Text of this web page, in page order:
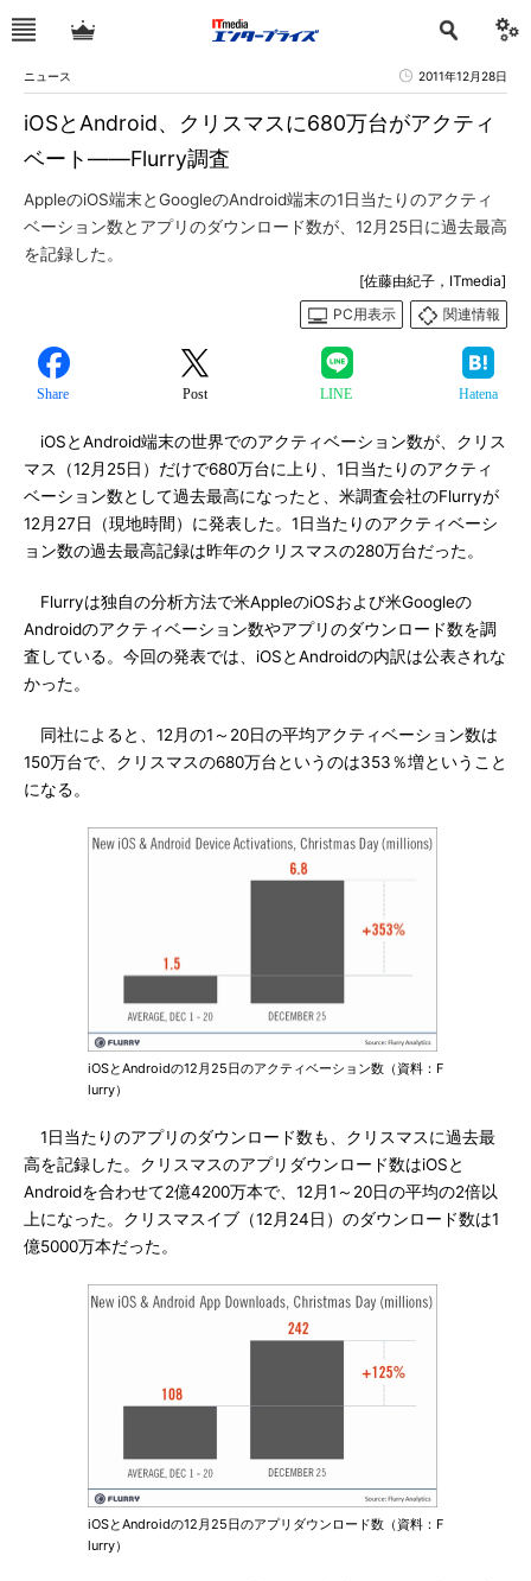
ニュース 2011年12月28日
iOSとAndroid、クリスマスに680万台がアクティ
ベート――Flurry調査
AppleのiOS端末とGoogleのAndroid端末の1日当たりのアクティ
ベーション数とアプリのダウンロード数が、12月25日に過去最高
を記録した。
[佐藤由紀子，ITmedia]
PC用表示
関連情報
Share Post LINE Hatena
iOSとAndroid端末の世界でのアクティベーション数が、クリス
マス（12月25日）だけで680万台に上り、1日当たりのアクティ
ベーション数として過去最高になったと、米調査会社のFlurryが
12月27日（現地時間）に発表した。1日当たりのアクティベーシ
ョン数の過去最高記録は昨年のクリスマスの280万台だった。
Flurryは独自の分析方法で米AppleのiOSおよび米Googleの
Androidのアクティベーション数やアプリのダウンロード数を調
査している。今回の発表では、iOSとAndroidの内訳は公表されな
かった。
同社によると、12月の1～20日の平均アクティベーション数は
150万台で、クリスマスの680万台というのは353％増ということ
になる。
iOSとAndroidの12月25日のアクティベーション数（資料：F
lurry）
1日当たりのアプリのダウンロード数も、クリスマスに過去最
高を記録した。クリスマスのアプリダウンロード数はiOSと
Androidを合わせて2億4200万本で、12月1～20日の平均の2倍以
上になった。クリスマスイブ（12月24日）のダウンロード数は1
億5000万本だった。
iOSとAndroidの12月25日のアプリダウンロード数（資料：F
lurry）